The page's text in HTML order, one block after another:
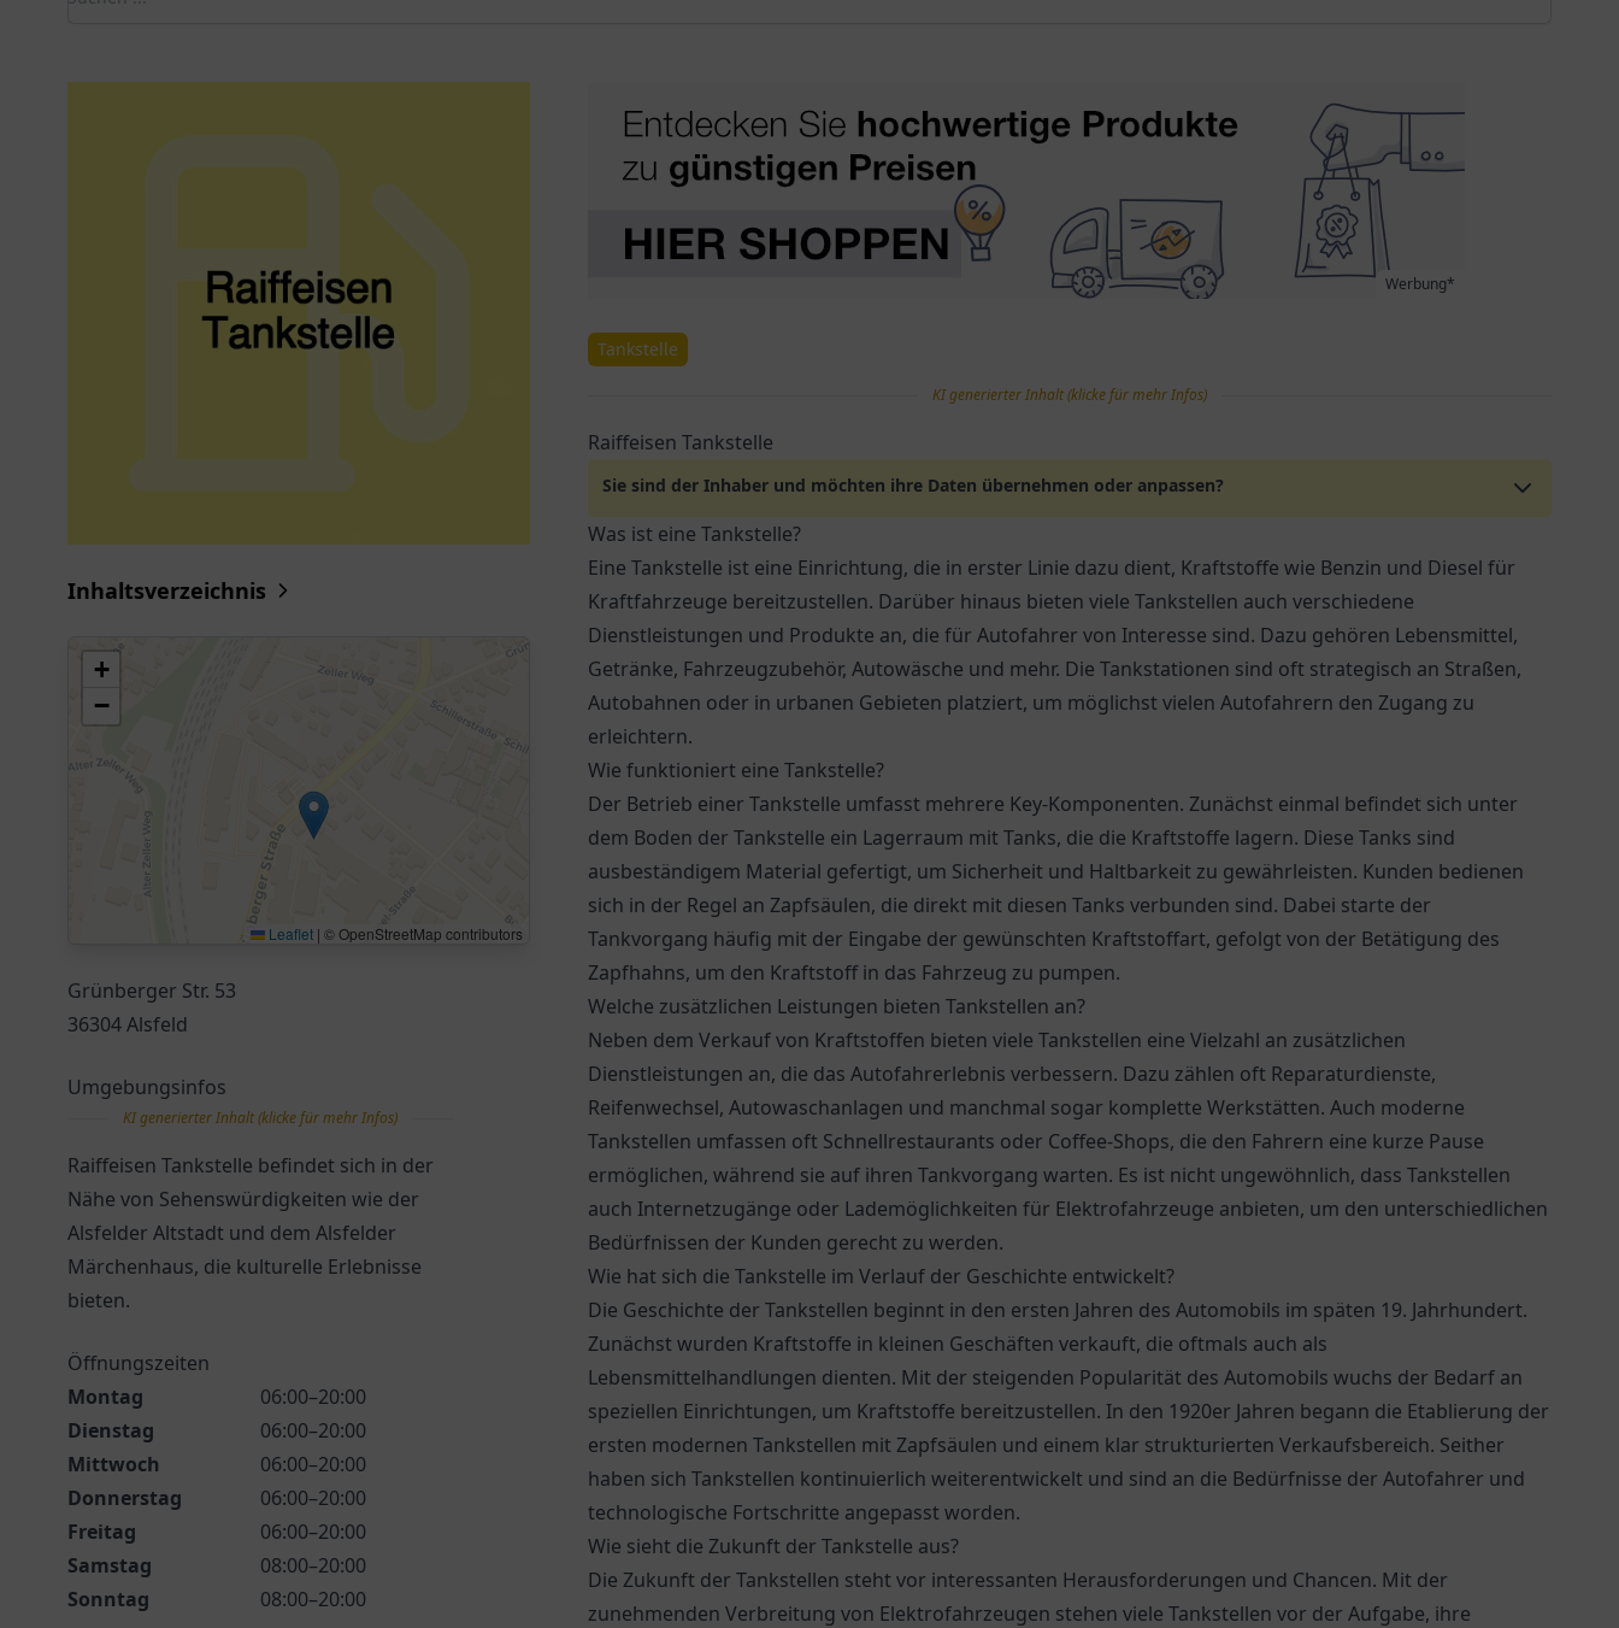
Inhaltsverzeichnis
+
−
Leaflet | © OpenStreetMap contributors
Grünberger Str. 53
36304 Alsfeld
Umgebungsinfos
KI generierter Inhalt (klicke für mehr Infos)
Raiffeisen Tankstelle befindet sich in der
Nähe von Sehenswürdigkeiten wie der
Alsfelder Altstadt und dem Alsfelder
Märchenhaus, die kulturelle Erlebnisse
bieten.
Öffnungszeiten
Montag
06:00–20:00
Dienstag
06:00–20:00
Mittwoch
06:00–20:00
Donnerstag
06:00–20:00
Freitag
06:00–20:00
Samstag
08:00–20:00
Sonntag
08:00–20:00
Werbung*
Tankstelle
KI generierter Inhalt (klicke für mehr Infos)
Raiffeisen Tankstelle
Sie sind der Inhaber und möchten ihre Daten übernehmen oder anpassen?
Was ist eine Tankstelle?
Eine Tankstelle ist eine Einrichtung, die in erster Linie dazu dient, Kraftstoffe wie Benzin und Diesel für
Kraftfahrzeuge bereitzustellen. Darüber hinaus bieten viele Tankstellen auch verschiedene
Dienstleistungen und Produkte an, die für Autofahrer von Interesse sind. Dazu gehören Lebensmittel,
Getränke, Fahrzeugzubehör, Autowäsche und mehr. Die Tankstationen sind oft strategisch an Straßen,
Autobahnen oder in urbanen Gebieten platziert, um möglichst vielen Autofahrern den Zugang zu
erleichtern.
Wie funktioniert eine Tankstelle?
Der Betrieb einer Tankstelle umfasst mehrere Key-Komponenten. Zunächst einmal befindet sich unter
dem Boden der Tankstelle ein Lagerraum mit Tanks, die die Kraftstoffe lagern. Diese Tanks sind
ausbeständigem Material gefertigt, um Sicherheit und Haltbarkeit zu gewährleisten. Kunden bedienen
sich in der Regel an Zapfsäulen, die direkt mit diesen Tanks verbunden sind. Dabei starte der
Tankvorgang häufig mit der Eingabe der gewünschten Kraftstoffart, gefolgt von der Betätigung des
Zapfhahns, um den Kraftstoff in das Fahrzeug zu pumpen.
Welche zusätzlichen Leistungen bieten Tankstellen an?
Neben dem Verkauf von Kraftstoffen bieten viele Tankstellen eine Vielzahl an zusätzlichen
Dienstleistungen an, die das Autofahrerlebnis verbessern. Dazu zählen oft Reparaturdienste,
Reifenwechsel, Autowaschanlagen und manchmal sogar komplette Werkstätten. Auch moderne
Tankstellen umfassen oft Schnellrestaurants oder Coffee-Shops, die den Fahrern eine kurze Pause
ermöglichen, während sie auf ihren Tankvorgang warten. Es ist nicht ungewöhnlich, dass Tankstellen
auch Internetzugänge oder Lademöglichkeiten für Elektrofahrzeuge anbieten, um den unterschiedlichen
Bedürfnissen der Kunden gerecht zu werden.
Wie hat sich die Tankstelle im Verlauf der Geschichte entwickelt?
Die Geschichte der Tankstellen beginnt in den ersten Jahren des Automobils im späten 19. Jahrhundert.
Zunächst wurden Kraftstoffe in kleinen Geschäften verkauft, die oftmals auch als
Lebensmittelhandlungen dienten. Mit der steigenden Popularität des Automobils wuchs der Bedarf an
speziellen Einrichtungen, um Kraftstoffe bereitzustellen. In den 1920er Jahren begann die Etablierung der
ersten modernen Tankstellen mit Zapfsäulen und einem klar strukturierten Verkaufsbereich. Seither
haben sich Tankstellen kontinuierlich weiterentwickelt und sind an die Bedürfnisse der Autofahrer und
technologische Fortschritte angepasst worden.
Wie sieht die Zukunft der Tankstelle aus?
Die Zukunft der Tankstellen steht vor interessanten Herausforderungen und Chancen. Mit der
zunehmenden Verbreitung von Elektrofahrzeugen stehen viele Tankstellen vor der Aufgabe, ihre